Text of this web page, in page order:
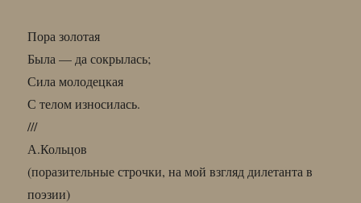
Пора золотая
Была — да сокрылась;
Сила молодецкая
С телом износилась.
///
А.Кольцов
(поразительные строчки, на мой взгляд дилетанта в
поэзии)